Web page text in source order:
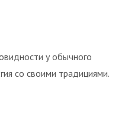
у обычного
со своими традициями.